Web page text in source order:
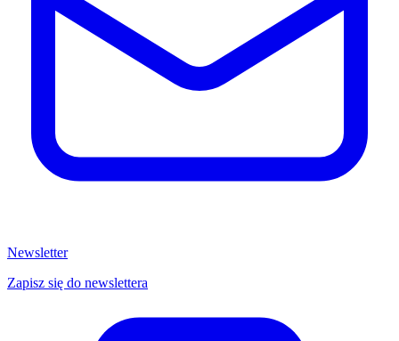
Newsletter
Zapisz się do newslettera